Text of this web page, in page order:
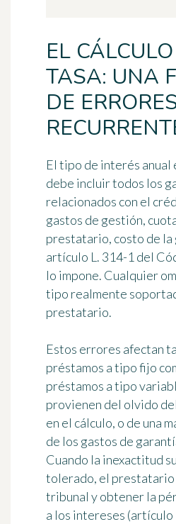
EL
TASA: UNA
DE
El tipo de interés
debe incluir todos los
relacionados con el
gastos de gestión,
prestatario, costo de la
artículo L. 314-1 del
lo impone. Cualquier
tipo realmente
prestatario.
Estos errores afectan
préstamos a tipo fijo
préstamos a tipo
provienen del olvido
en el cálculo, o de una
de los gastos de
Cuando la inexactitud
tolerado, el prestatario
tribunal y obtener la
a los intereses (artículo